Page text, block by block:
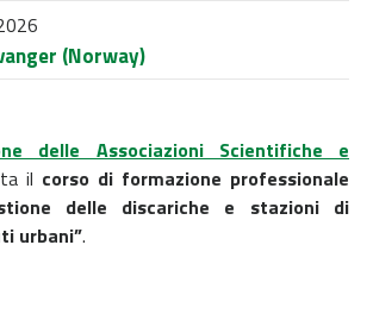
(Norway)
delle Associazioni Scientifiche e
il corso di formazione professionale
delle discariche e stazioni di
urbani”.